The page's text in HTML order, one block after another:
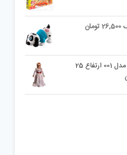
26,500تومان
عروسک طرح Annabelle مدل 001 ارتفاع 25